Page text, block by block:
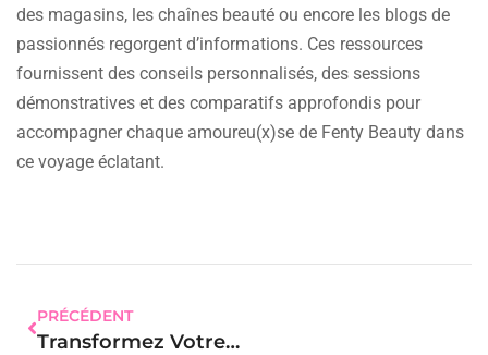
des magasins, les chaînes beauté ou encore les blogs de
passionnés regorgent d’informations. Ces ressources
fournissent des conseils personnalisés, des sessions
démonstratives et des comparatifs approfondis pour
accompagner chaque amoureu(x)se de Fenty Beauty dans
ce voyage éclatant.
PRÉCÉDENT
Transformez Votre Quotidien Avec Des Étiquettes De Mois À Imprimer Élégantes